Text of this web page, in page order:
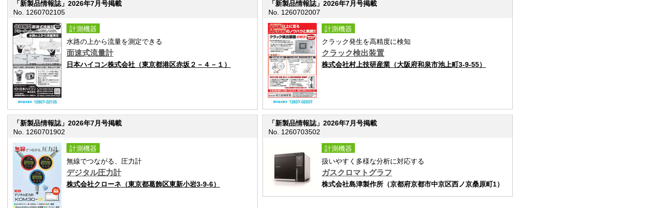
「新製品情報誌」2026年7月号掲載
No. 1260702105
計測機器
水路の上から流量を測定できる
面速式流量計
日本ハイコン株式会社（東京都港区赤坂２－４－１）
「新製品情報誌」2026年7月号掲載
No. 1260702007
計測機器
クラック発生を高精度に検知
クラック検出装置
株式会社村上技研産業（大阪府和泉市池上町3-9-55）
「新製品情報誌」2026年7月号掲載
No. 1260701902
計測機器
無線でつながる、圧力計
デジタル圧力計
株式会社クローネ（東京都葛飾区東新小岩3-9-6）
「新製品情報誌」2026年7月号掲載
No. 1260703502
計測機器
扱いやすく多様な分析に対応する
ガスクロマトグラフ
株式会社島津製作所（京都府京都市中京区西ノ京桑原町1）